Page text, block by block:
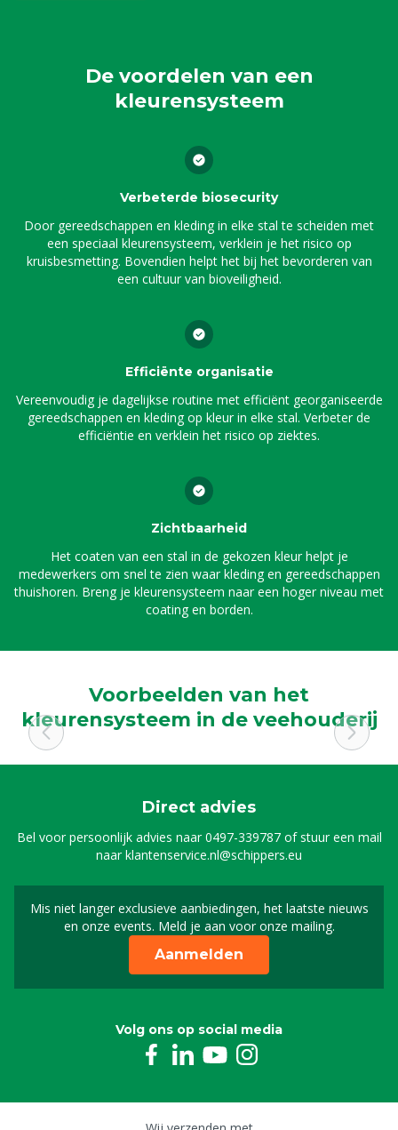
De voordelen van een
kleurensysteem
Verbeterde biosecurity
Door gereedschappen en kleding in elke stal te scheiden met
een speciaal kleurensysteem, verklein je het risico op
kruisbesmetting. Bovendien helpt het bij het bevorderen van
een cultuur van bioveiligheid.
Efficiënte organisatie
Vereenvoudig je dagelijkse routine met efficiënt georganiseerde
gereedschappen en kleding op kleur in elke stal. Verbeter de
efficiëntie en verklein het risico op ziektes.
Zichtbaarheid
Het coaten van een stal in de gekozen kleur helpt je
medewerkers om snel te zien waar kleding en gereedschappen
thuishoren. Breng je kleurensysteem naar een hoger niveau met
coating en borden.
Voorbeelden van het
kleurensysteem in de veehouderij
Direct advies
Bel voor persoonlijk advies naar0497-339787of stuur een mail
naarklantenservice.nl@schippers.eu
Mis niet langer exclusieve aanbiedingen, het laatste nieuws
en onze events. Meld je aan voor onze mailing.
Schrijf je in voor onze
Aanmelden
Volg ons op social media